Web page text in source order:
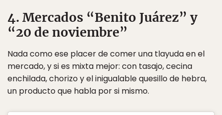
4. Mercados “Benito Juárez” y
“20 de noviembre”
Nada como ese placer de comer una tlayuda en el
mercado, y si es mixta mejor: con tasajo, cecina
enchilada, chorizo y el inigualable quesillo de hebra,
un producto que habla por si mismo.